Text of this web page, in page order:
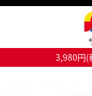
3,980円(